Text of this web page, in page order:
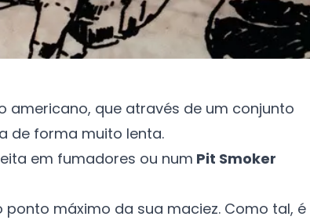
americano, que através de um conjunto
de forma muito lenta.
em fumadores ou num Pit Smoker
máximo da sua maciez. Como tal, é